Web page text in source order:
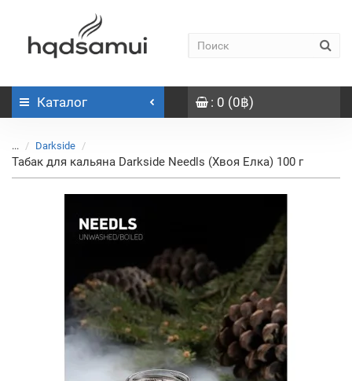
Каталог : 0 (0฿)
... Darkside
Табак для кальяна Darkside Needls (Хвоя Елка) 100 г